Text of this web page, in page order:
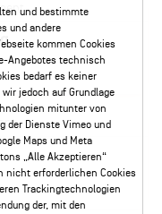
und bestimmte
und andere
kommen Cookies
Angebotes technisch
bedarf es keiner
jedoch auf Grundlage
mitunter von
der Dienste Vimeo und
Maps und Meta
„Alle Akzeptieren“
nicht erforderlichen Cookies
Trackingtechnologien
der, mit den